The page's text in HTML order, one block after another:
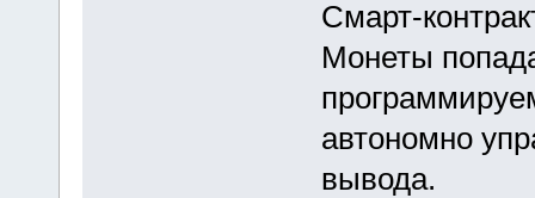
Смарт-
Монеты
автономно
вывода.